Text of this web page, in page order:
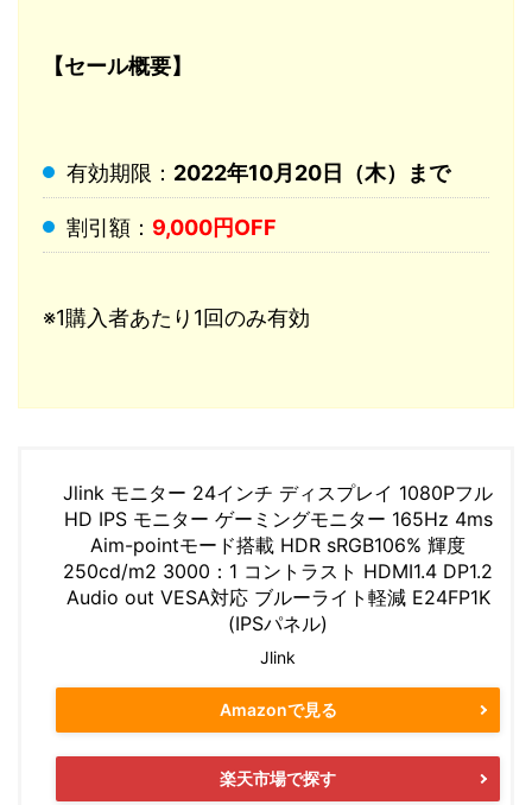
【セール概要】
有効期限： 2022年10月20日（木）まで
割引額： 9,000円OFF
※1購入者あたり1回のみ有効
Jlink モニター 24インチ ディスプレイ 1080Pフル
HD IPS モニター ゲーミングモニター 165Hz 4ms
Aim-pointモード搭載 HDR sRGB106% 輝度
250cd/m2 3000：1 コントラスト HDMI1.4 DP1.2
Audio out VESA対応 ブルーライト軽減 E24FP1K
(IPSパネル)
Jlink
Amazonで見る
楽天市場で探す